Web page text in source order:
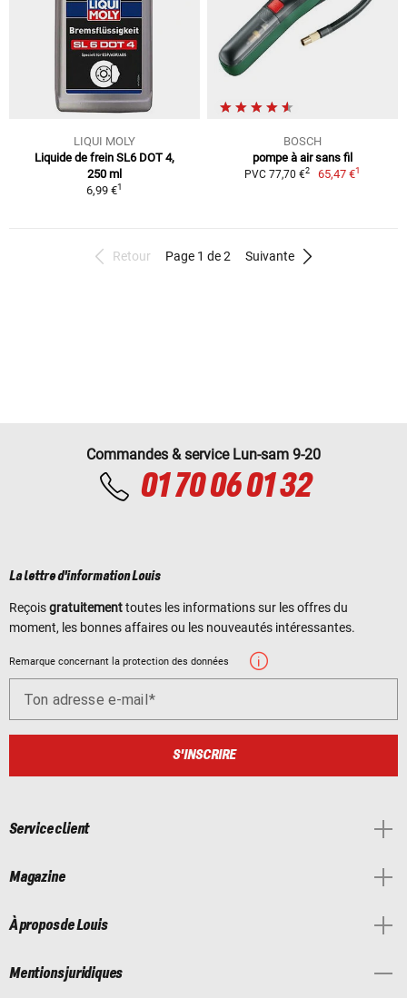
LIQUI MOLY
Liquide de frein SL6 DOT 4,
250 ml
6,99 €1
BOSCH
pompe à air sans fil
PVC 77,70 €2 65,47 €1
Retour Page 1 de 2 Suivante
Commandes & service Lun-sam 9-20
01 70 06 01 32
La lettre d'information Louis
Reçoisgratuitementtoutes les informations sur les offres du
moment, les bonnes affaires ou les nouveautés intéressantes.
Remarque concernant la protection des données
Ton adresse e-mail
S'INSCRIRE
Service client
Magazine
À propos de Louis
Mentions juridiques